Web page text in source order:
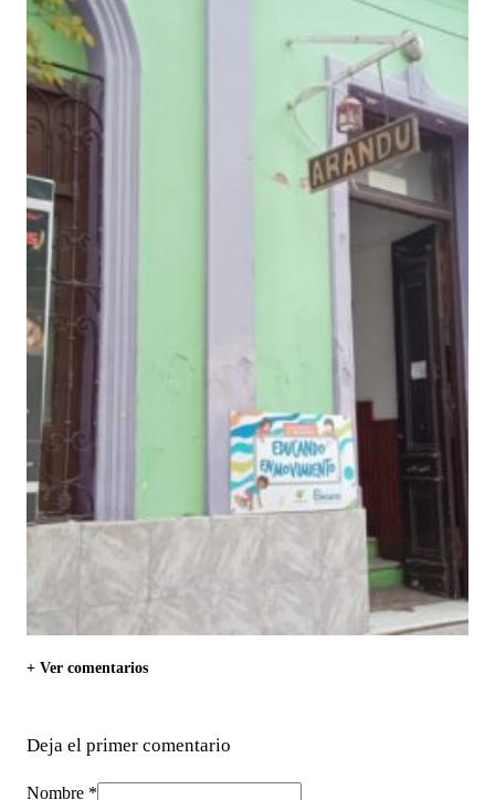
+ Ver comentarios
Deja el primer comentario
Nombre *